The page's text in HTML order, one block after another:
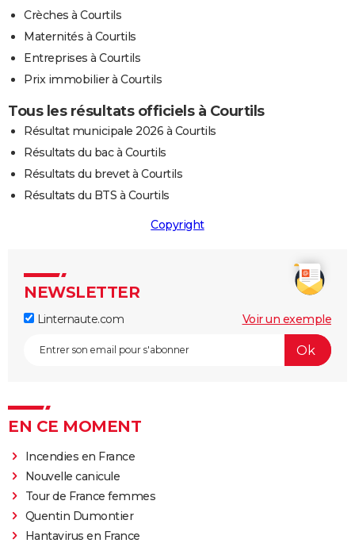
Crèches à Courtils
Maternités à Courtils
Entreprises à Courtils
Prix immobilier à Courtils
Tous les résultats officiels à Courtils
Résultat municipale 2026 à Courtils
Résultats du bac à Courtils
Résultats du brevet à Courtils
Résultats du BTS à Courtils
Copyright
NEWSLETTER
Linternaute.com Voir un exemple
EN CE MOMENT
Incendies en France
Nouvelle canicule
Tour de France femmes
Quentin Dumontier
Hantavirus en France